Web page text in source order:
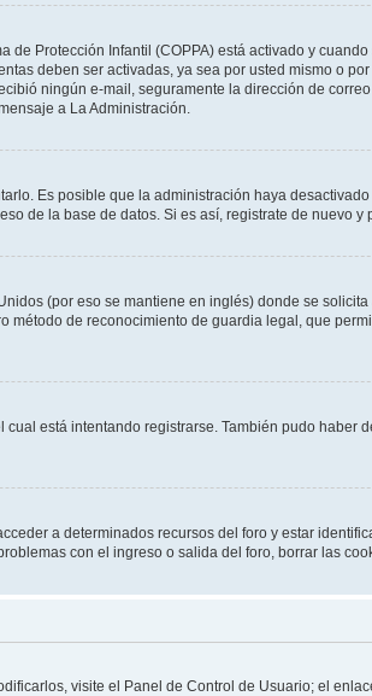
Protección Infantil (COPPA) está activado y
deben ser activadas, ya sea por usted mismo o
ningún e-mail, seguramente la dirección de
a La Administración.
Es posible que la administración haya
de la base de datos. Si es así, registrate de nuevo y
(por eso se mantiene en inglés) donde se
de reconocimiento de guardia legal, que
está intentando registrarse. También pudo haber
a determinados recursos del foro y estar
con el ingreso o salida del foro, borrar las
visite el Panel de Control de Usuario; el